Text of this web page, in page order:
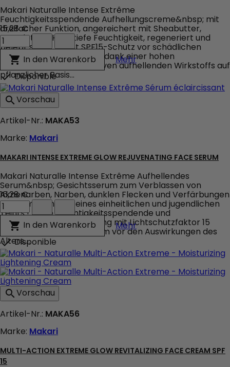
Makari Naturalle Intense Extrême
Feuchtigkeitsspendende Aufhellungscreme&nbsp; mit
dreifacher Funktion, angereichert mit Sheabutter,
spendet der Haut tiefe Feuchtigkeit, regeneriert und
belebt sie. Es bietet SPF15-Schutz vor schädlichen
Sonnenstrahlen und lässt dank einer hohen
Konzentration des exklusiven aufhellenden Wirkstoffs auf
pflanzlicher Basis...
15,28 €
Makari
Intense
Extreme
Glow
Rejuvenating
Face
Cream
Produktmengenfeld
 In den Warenkorb MehrMakari Intense
Disponible
Vorschau
Artikel-Nr.: MAKA53
Marke: Makari
MAKARI INTENSE EXTREME GLOW REJUVENATING FACE SERUM
Makari Naturalle Intense Extrême Aufhellendes
Serum&nbsp; Gesichtsserum zum Verblassen von
Aknenarben, Narben, dunklen Flecken und Verfärbungen
und zum Enthüllen eines einheitlichen und jugendlichen
Teints ! Diese feuchtigkeitsspendende und
revitalisierende Behandlung mit Lichtschutzfaktor 15
schützt die Haut außerdem vor den Auswirkungen des
Alters,...
16,28 €
Makari
Intense
Extreme
Glow
Rejuvenating
Face
Serum
Produktmengenfeld
 In den Warenkorb MehrMakari Intense
Disponible
Vorschau
Artikel-Nr.: MAKA56
Marke: Makari
MULTI-ACTION EXTREME GLOW REVITALIZING FACE CREAM SPF
15